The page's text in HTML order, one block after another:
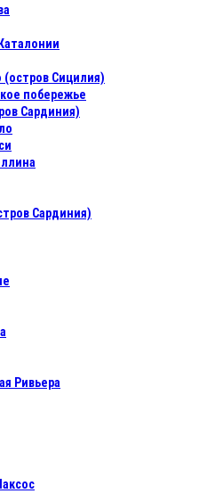
Сицилия)
побережье
Сардиния)
Сардиния)
Ривьера